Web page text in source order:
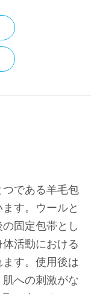
である羊毛包
す。ウールと
固定包帯とし
活動における
す。使用後は
への刺激がな